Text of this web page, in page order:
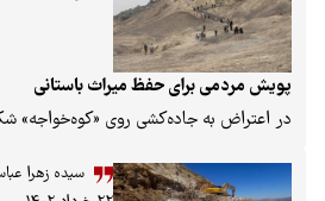
طرح‌ها، نقش و نگارها، محیط، جامعه، باورها و
خودشان را بازگو می‌کنند. بلوچی‌دوزی
پای خود را به دنیای مد و فضای مجازی باز
و کارشناسان تا رسیدن به جایگاه واقعی
حفظ میراث باستانی
جاده‌کشی روی «کوه‌خواجه» شکل گرفت
سیده زهرا عباسی